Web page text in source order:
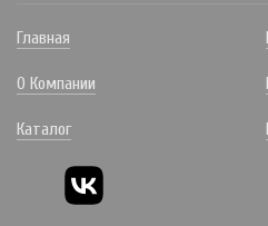
Главная
О Компании
Каталог